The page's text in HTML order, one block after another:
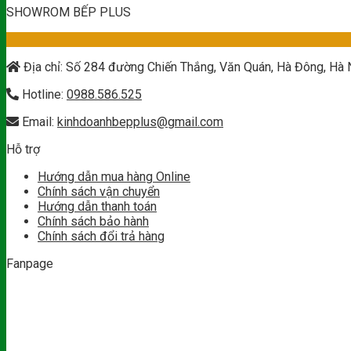
SHOWROM BẾP PLUS
Địa chỉ: Số 284 đường Chiến Thắng, Văn Quán, Hà Đông, Hà
Hotline: 0988.586.525
Email: kinhdoanhbepplus@gmail.com
Hỗ trợ
Hướng dẫn mua hàng Online
Chính sách vận chuyển
Hướng dẫn thanh toán
Chính sách bảo hành
Chính sách đổi trả hàng
Fanpage